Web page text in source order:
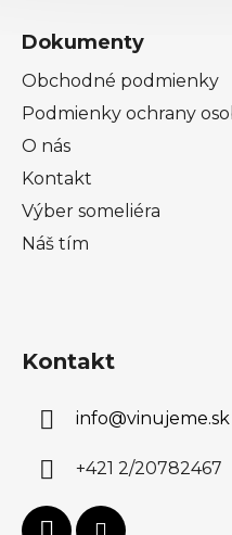
Dokumenty
Obchodné podmienky
Podmienky ochrany
O nás
Kontakt
Výber someliéra
Náš tím
Kontakt
info@vinujeme.sk
+421 2/20782467